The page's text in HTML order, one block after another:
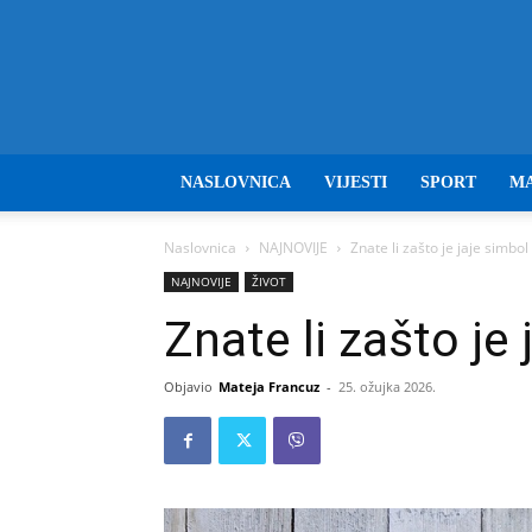
NASLOVNICA VIJESTI SPORT
Naslovnica NAJNOVIJE Znate li zašto je jaje simbol
NAJNOVIJE ŽIVOT
Znate li zašto je
Objavio Mateja Francuz - 25. ožujka 2026.